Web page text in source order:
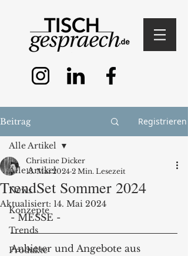
Beitrag Registrieren
Alle Artikel
News
Konzepte
Trends
Produkte
Alle Artikel
TrendSet Sommer 2024
Christine Dicker
13. Mai 2024 2 Min. Lesezeit
Aktualisiert: 14. Mai 2024
- MESSE -
Anbieter und Angebote aus